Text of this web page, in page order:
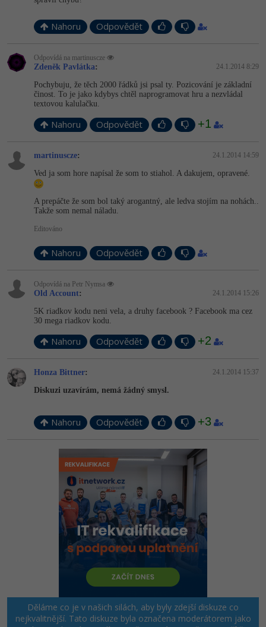
Nahoru Odpovědět
Odpovídá na martinuscze
Zdeněk Pavlátka: 24.1.2014 8:29
Pochybuju, že těch 2000 řádků jsi psal ty. Pozicování je základní
činost. To je jako kdybys chtěl naprogramovat hru a nezvládal
textovou kalulačku.
Nahoru Odpovědět +1
martinuscze: 24.1.2014 14:59
Ved ja som hore napísal že som to stiahol. A dakujem, opravené.
A prepáčte že som bol taký arogantný, ale ledva stojím na nohách..
Takže som nemal náladu.
Editováno
Nahoru Odpovědět
Odpovídá na Petr Nymsa
Old Account: 24.1.2014 15:26
5K riadkov kodu neni vela, a druhy facebook ? Facebook ma cez
30 mega riadkov kodu.
Nahoru Odpovědět +2
Honza Bittner: 24.1.2014 15:37
Diskuzi uzavírám, nemá žádný smysl.
Nahoru Odpovědět +3
Děláme co je v našich silách, aby byly zdejší diskuze co
nejkvalitnější. Tato diskuze byla označena moderátorem jako